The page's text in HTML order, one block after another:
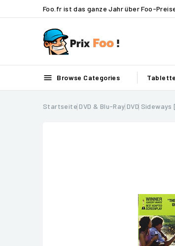
Foo.fr ist das ganze Jahr über Foo-
 Browse Categories
Startseite DVD & Blu-Ray DVD Sideways